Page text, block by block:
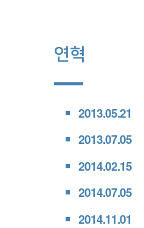
연혁
2013.05.21
2013.07.05
2014.02.15
2014.07.05
2014.11.01